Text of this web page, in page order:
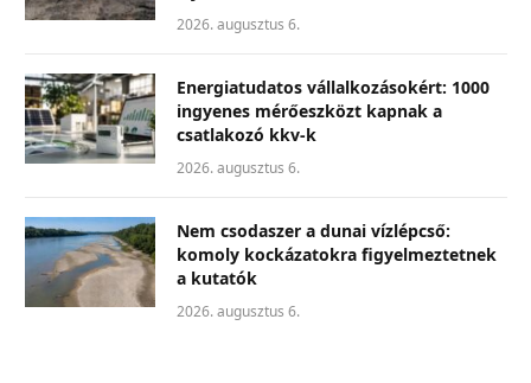
2026. augusztus 6.
Energiatudatos vállalkozásokért: 1000
ingyenes mérőeszközt kapnak a
csatlakozó kkv-k
2026. augusztus 6.
Nem csodaszer a dunai vízlépcső:
komoly kockázatokra figyelmeztetnek
a kutatók
2026. augusztus 6.